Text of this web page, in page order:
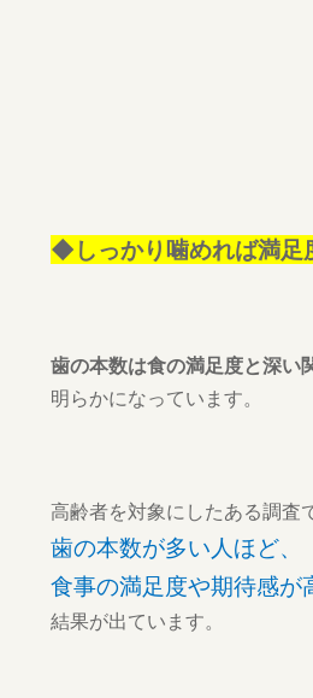
◆しっかり噛めれば満足
歯の本数は食の満足度と深い
明らかになっています。
高齢者を対象にしたある調査
歯の本数が多い人ほど、
食事の満足度や期待感が
結果が出ています。